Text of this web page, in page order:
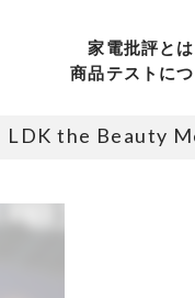
家電批評とは
商品テストに
LDK the Beauty